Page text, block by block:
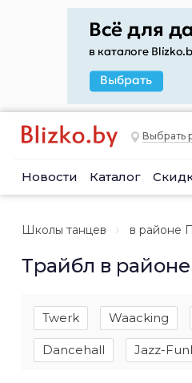
Выбрать
Новости Каталог
Школы танцев в районе
Трайбл в
Twerk Waacking
Dancehall Jazz-